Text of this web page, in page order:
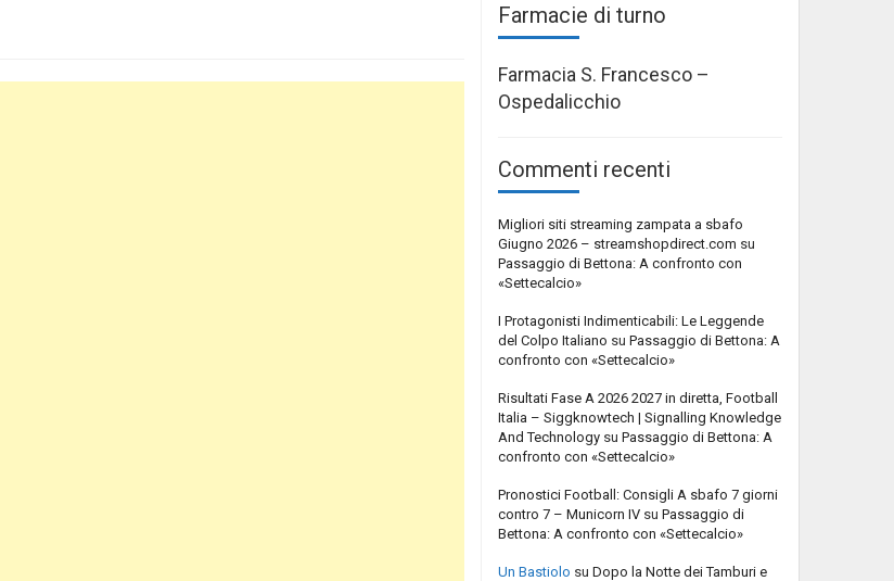
Farmacie di turno
Farmacia S. Francesco –
Ospedalicchio
Commenti recenti
Migliori siti streaming zampata a sbafo
Giugno 2026 – streamshopdirect.com su
Passaggio di Bettona: A confronto con
«Settecalcio»
I Protagonisti Indimenticabili: Le Leggende
del Colpo Italiano su Passaggio di Bettona: A
confronto con «Settecalcio»
Risultati Fase A 2026 2027 in diretta, Football
Italia – Siggknowtech | Signalling Knowledge
And Technology su Passaggio di Bettona: A
confronto con «Settecalcio»
Pronostici Football: Consigli A sbafo 7 giorni
contro 7 – Municorn IV su Passaggio di
Bettona: A confronto con «Settecalcio»
Un Bastiolo su Dopo la Notte dei Tamburi e